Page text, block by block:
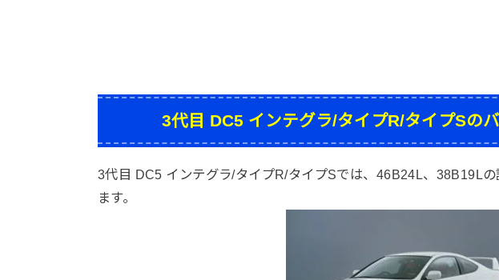
3代目 DC5 インテグラ/タイプR/タイプSの
3代目 DC5 インテグラ/タイプR/タイプSでは、46B24L、38B19L
ます。